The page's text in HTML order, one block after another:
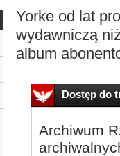
Yorke od lat
wydawniczą
album
Dostęp do
Archiwum